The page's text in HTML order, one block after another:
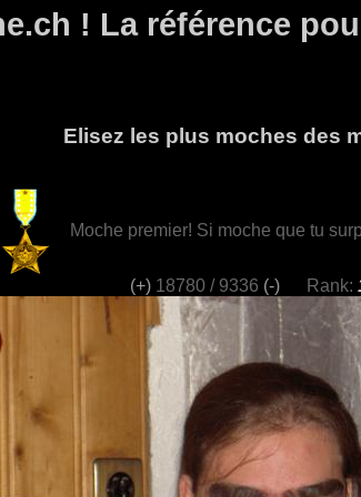
! La référence
Elisez les plus moches des
Moche premier! Si moche que tu
(+) 18780 / 9336 (-) Rank: